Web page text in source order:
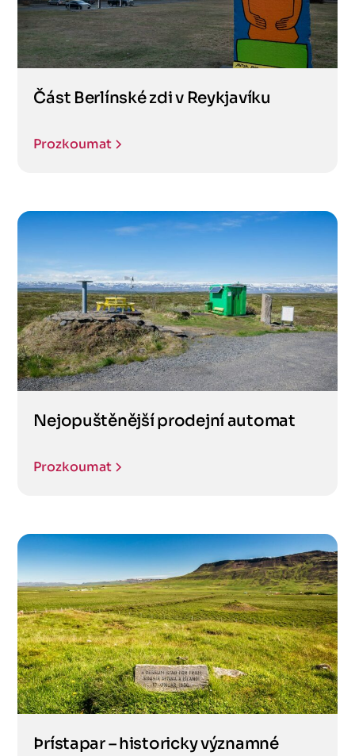
Část Berlínské zdi v Reykjavíku
Prozkoumat
Nejopuštěnější prodejní automat
Prozkoumat
Þrístapar – historicky významné